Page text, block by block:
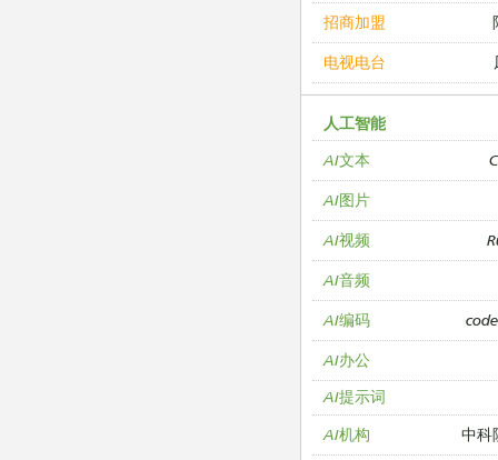
招商加盟
电视电台
人工智能
AI文本
AI图片
AI视频
AI音频
AI编码
AI办公
AI提示词
AI机构
中科